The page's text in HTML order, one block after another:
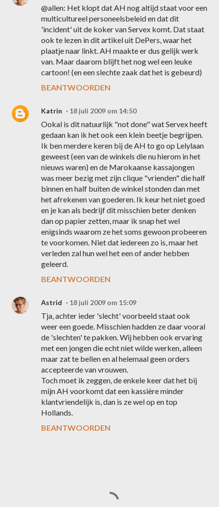
@allen: Het klopt dat AH nog altijd staat voor een
multicultureel personeelsbeleid en dat dit
'incident' uit de koker van Servex komt. Dat staat
ook te lezen in dit artikel uit DePers, waar het
plaatje naar linkt. AH maakte er dus gelijk werk
van. Maar daarom blijft het nog wel een leuke
cartoon! (en een slechte zaak dat het is gebeurd)
BEANTWOORDEN
Katrin 18 juli 2009 om 14:50
Ookal is dit natuurlijk "not done" wat Servex heeft
gedaan kan ik het ook een klein beetje begrijpen.
Ik ben merdere keren bij de AH to go op Lelylaan
geweest (een van de winkels die nu hierom in het
nieuws waren) en de Marokaanse kassajongen
was meer bezig met zijn clique "vrienden" die half
binnen en half buiten de winkel stonden dan met
het afrekenen van goederen. Ik keur het niet goed
en je kan als bedrijf dit misschien beter denken
dan op papier zetten, maar ik snap het wel
enigsinds waarom ze het soms gewoon probeeren
te voorkomen. Niet dat iedereen zo is, maar het
verleden zal hun wel het een of ander hebben
geleerd.
BEANTWOORDEN
Astrid 18 juli 2009 om 15:09
Tja, achter ieder 'slecht' voorbeeld staat ook
weer een goede. Misschien hadden ze daar vooral
de 'slechten' te pakken. Wij hebben ook ervaring
met een jongen die echt niet wilde werken, alleen
maar zat te bellen en al helemaal geen orders
accepteerde van vrouwen.
Toch moet ik zeggen, de enkele keer dat het bij
mijn AH voorkomt dat een kassière minder
klantvriendelijk is, dan is ze wel op en top
Hollands.
BEANTWOORDEN